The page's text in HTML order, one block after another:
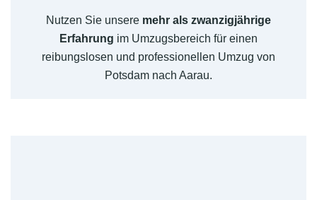
Nutzen Sie unsere mehr als zwanzigjährige
Erfahrung im Umzugsbereich für einen
reibungslosen und professionellen Umzug von
Potsdam nach Aarau.